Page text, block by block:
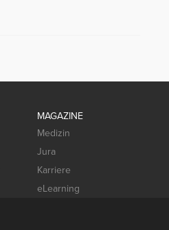
MAGAZINE
Medizin
Jura
Karriere
eLearning